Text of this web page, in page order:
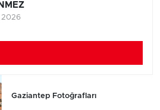
2026
Gaziantep Fotoğrafları